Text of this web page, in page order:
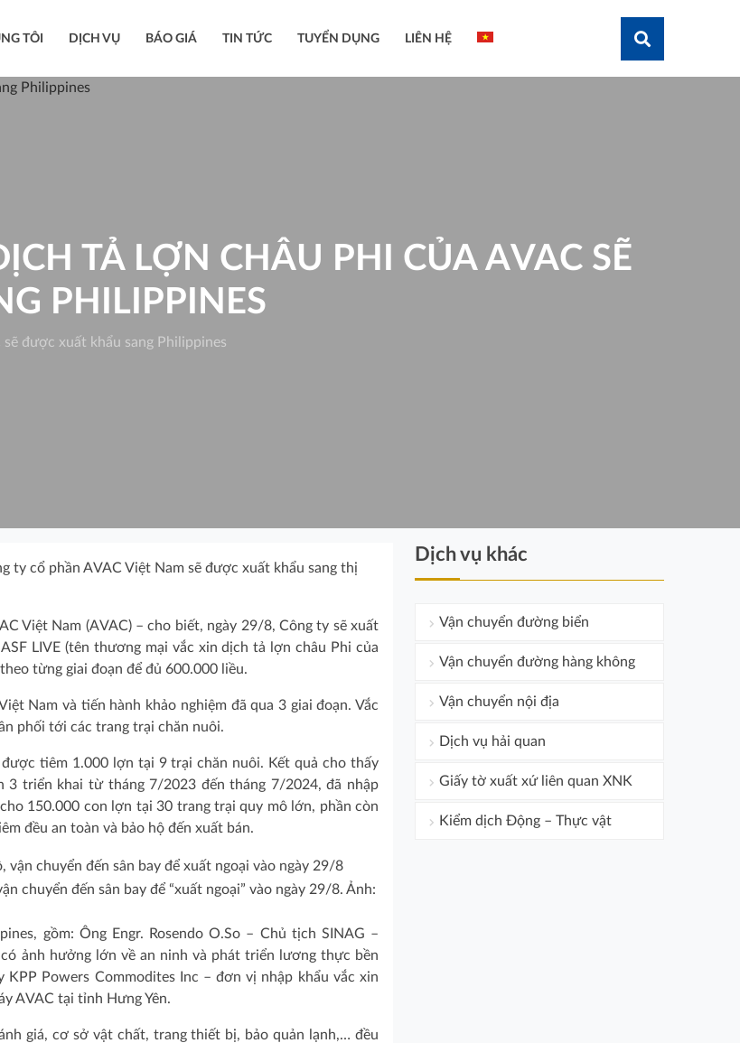
TÔI DỊCH VỤ BÁO GIÁ TIN TỨC TUYỂN DỤNG LIÊN HỆ
TẢ LỢN CHÂU PHI CỦA AVAC SẼ
PHILIPPINES
được xuất khẩu sang Philippines
ty cổ phần AVAC Việt Nam sẽ được xuất khẩu sang thị
Việt Nam (AVAC) – cho biết, ngày 29/8, Công ty sẽ xuất
LIVE (tên thương mại vắc xin dịch tả lợn châu Phi của
từng giai đoạn để đủ 600.000 liều.
Nam và tiến hành khảo nghiệm đã qua 3 giai đoạn. Vắc
phối tới các trang trại chăn nuôi.
tiêm 1.000 lợn tại 9 trại chăn nuôi. Kết quả cho thấy
3 triển khai từ tháng 7/2023 đến tháng 7/2024, đã nhập
150.000 con lợn tại 30 trang trại quy mô lớn, phần còn
đều an toàn và bảo hộ đến xuất bán.
chuyển đến sân bay để “xuất ngoại” vào ngày 29/8. Ảnh:
gồm: Ông Engr. Rosendo O.So – Chủ tịch SINAG –
ảnh hưởng lớn về an ninh và phát triển lương thực bền
Powers Commodites Inc – đơn vị nhập khẩu vắc xin
AVAC tại tỉnh Hưng Yên.
giá, cơ sở vật chất, trang thiết bị, bảo quản lạnh,… đều
Dịch vụ khác
Vận chuyển đường biển
Vận chuyển đường hàng không
Vận chuyển nội địa
Dịch vụ hải quan
Giấy tờ xuất xứ liên quan XNK
Kiểm dịch Động – Thực vật